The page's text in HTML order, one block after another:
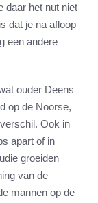
daar het nut niet
dat je na afloop
een andere
ouder Deens
op de Noorse,
Ook in
apart of in
groeiden
van de
mannen op de